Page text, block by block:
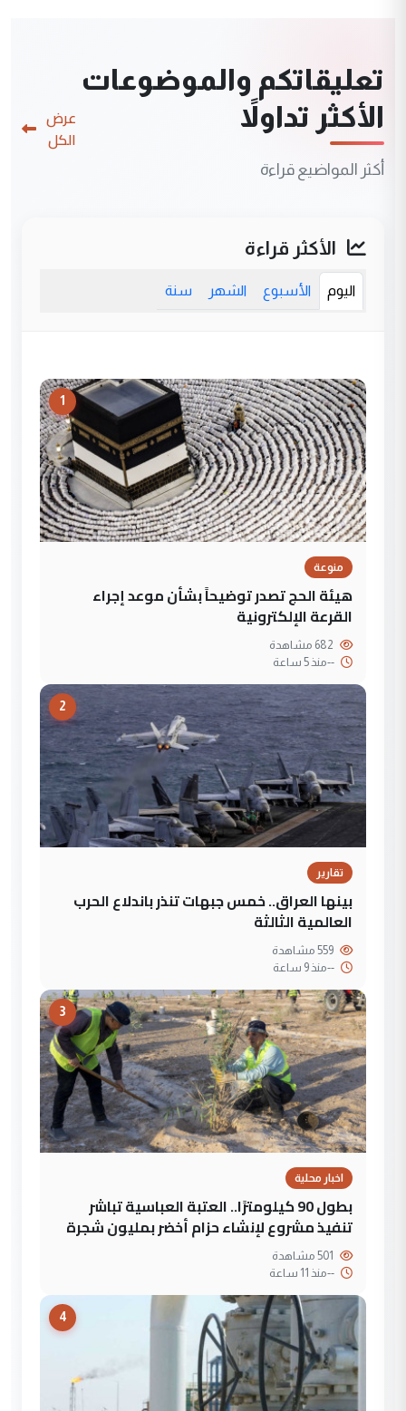
تعليقاتكم والموضوعات
الأكثر تداولاً
أكثر المواضيع قراءة
عرض
الكل
الأكثر قراءة
اليوم الأسبوع الشهر سنة
1
منوعة
هيئة الحج تصدر توضيحاً بشأن موعد إجراء
القرعة الإلكترونية
--منذ 5 ساعة
2
تقارير
بينها العراق.. خمس جبهات تنذر باندلاع الحرب
العالمية الثالثة
--منذ 9 ساعة
3
اخبار محلية
بطول 90 كيلومترًا.. العتبة العباسية تباشر
تنفيذ مشروع لإنشاء حزام أخضر بمليون شجرة
--منذ 11 ساعة
4